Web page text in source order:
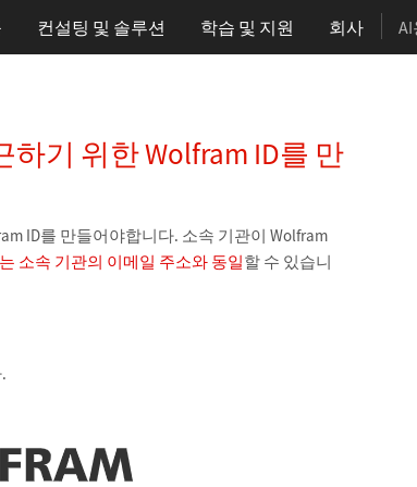
컨설팅 및 솔루션 학습 및 지원 회사
기 위한 Wolfram ID를 만
ID를 만들어야합니다. 소속 기관이 Wolfram
소속 기관의 이메일 주소와 동일할 수 있습니